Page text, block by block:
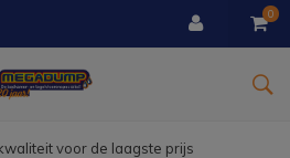
0
bezorgd vanaf € 150